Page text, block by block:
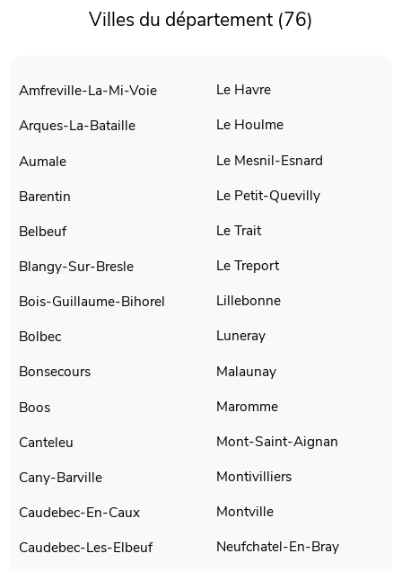
Villes du département (76)
Amfreville-La-Mi-Voie
Arques-La-Bataille
Aumale
Barentin
Belbeuf
Blangy-Sur-Bresle
Bois-Guillaume-Bihorel
Bolbec
Bonsecours
Boos
Canteleu
Cany-Barville
Caudebec-En-Caux
Caudebec-Les-Elbeuf
Le Havre
Le Houlme
Le Mesnil-Esnard
Le Petit-Quevilly
Le Trait
Le Treport
Lillebonne
Luneray
Malaunay
Maromme
Mont-Saint-Aignan
Montivilliers
Montville
Neufchatel-En-Bray